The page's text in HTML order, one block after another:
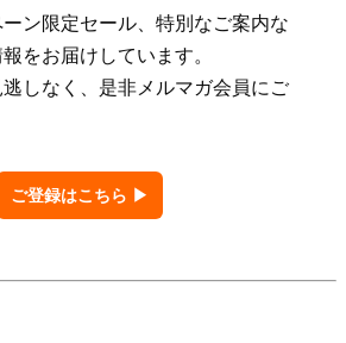
ン限定セール、特別なご案内な
をお届けしています。
しなく、是非メルマガ会員にご
ご登録はこちら ▶